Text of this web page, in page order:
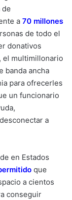
de
a 70 millones
de todo el
donativos
el multimillonario
banda ancha
para ofrecerles
un funcionario
a
en Estados
que
a cientos
conseguir